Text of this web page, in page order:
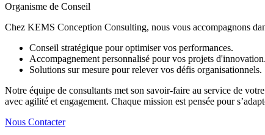
Organisme de Conseil
Chez KEMS Conception Consulting, nous vous accompagnons
Conseil stratégique pour optimiser vos performances.
Accompagnement personnalisé pour vos projets d'innovation.
Solutions sur mesure pour relever vos défis organisationnels.
Notre équipe de consultants met son savoir-faire au service de
avec agilité et engagement. Chaque mission est pensée pour
Nous Contacter